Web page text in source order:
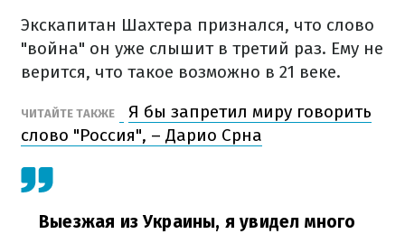
Экскапитан Шахтера признался, что слово
"война" он уже слышит в третий раз. Ему не
верится, что такое возможно в 21 веке.
ЧИТАЙТЕ ТАКЖЕ
Я бы запретил миру говорить
слово "Россия", – Дарио Срна
Выезжая из Украины, я увидел много